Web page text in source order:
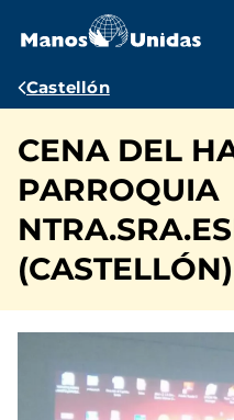
contenido
Ruta
navegación
Castellón
CENA DEL
PARROQUIA
(CASTELLÓN)